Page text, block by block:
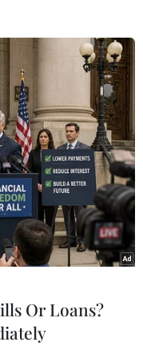
ly, điều trị tại
ương cơ sở
nhập cảnh từ
khỏe (cách ly)
ly tập trung tại
tập trung tại cơ
ly tại nhà/nơi lưu
Nam có tổng
lây nhiễm trong
mới tính từ
ca tử vong là 35
Or Loans?